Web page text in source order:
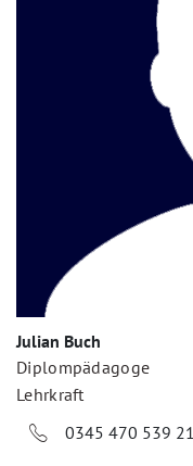
Julian Buch
Diplompädagoge
Lehrkraft
0345 470 539 21